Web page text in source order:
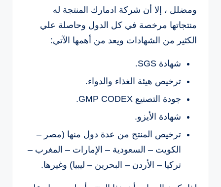
ومضلل ، إلا أن شركة ادمارك المنتجة له
منتجاتها مرخصة في كل الدول وحاصلة علي
الكثير من الشهادات ويعد من أهمها الآتي:
شهادة SGS.
ترخيص هيئة الغذاء والدواء.
جودة التصنيع GMP CODEX.
شهادة الأيزو.
ترخيص المنتج من عدة دول منها (مصر –
الكويت – السعودية – الإمارات – المغرب –
تركيا – الأردن – البحرين – ليبيا) وغيرها.